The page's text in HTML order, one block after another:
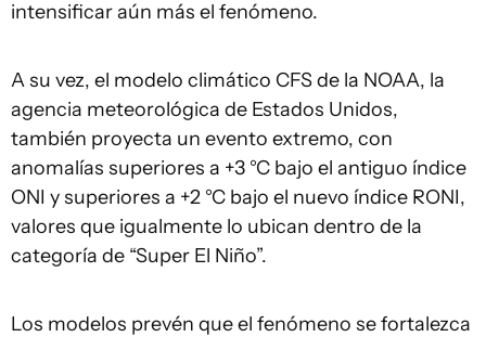
intensificar aún más el fenómeno.
A su vez, el modelo climático CFS de la NOAA, la
agencia meteorológica de Estados Unidos,
también proyecta un evento extremo, con
anomalías superiores a +3 °C bajo el antiguo índice
ONI y superiores a +2 °C bajo el nuevo índice RONI,
valores que igualmente lo ubican dentro de la
categoría de “Super El Niño”.
Los modelos prevén que el fenómeno se fortalezca